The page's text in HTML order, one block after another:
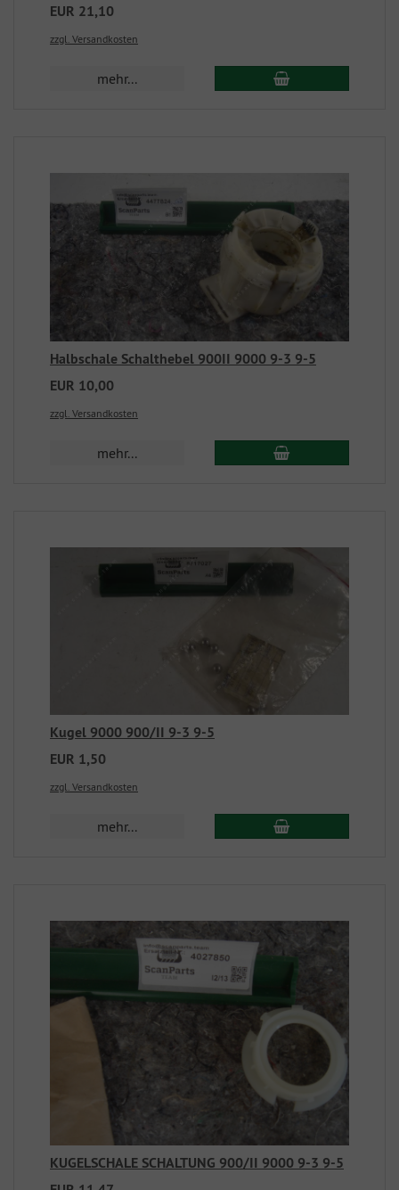
EUR 21,10
zzgl. Versandkosten
mehr...
Halbschale Schalthebel 900II 9000 9-3 9-5
EUR 10,00
zzgl. Versandkosten
mehr...
Kugel 9000 900/II 9-3 9-5
EUR 1,50
zzgl. Versandkosten
mehr...
KUGELSCHALE SCHALTUNG 900/II 9000 9-3 9-5